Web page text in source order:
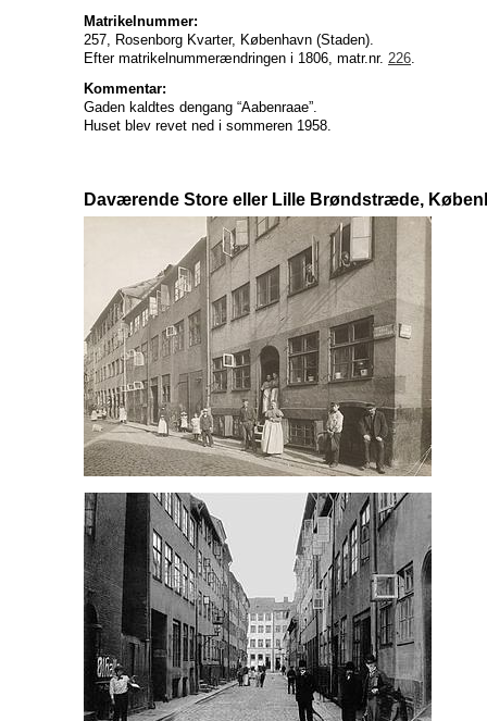
Matrikelnummer:
257, Rosenborg Kvarter, København (Staden).
Efter matrikelnummerændringen i 1806, matr.nr. 226
Kommentar:
Gaden kaldtes dengang “Aabenraae”.
Huset blev revet ned i sommeren 1958.
Daværende Store eller Lille Brøndstræde,